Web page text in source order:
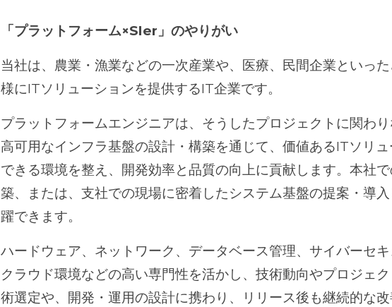
「プラットフォーム×SIer」のやりがい
当社は、農業・漁業などの一次産業や、医療、民間企業といっ
様にITソリューションを提供するIT企業です。
プラットフォームエンジニアは、そうしたプロジェクトに関わ
高可用なインフラ基盤の設計・構築を通じて、価値あるITソリ
できる環境を整え、開発効率と品質の向上に貢献します。本社
築、または、支社での現場に密着したシステム基盤の提案・導
躍できます。
ハードウェア、ネットワーク、データベース管理、サイバーセキ
クラウド環境などの高い専門性を活かし、技術動向やプロジェ
術選定や、開発・運用の設計に携わり、リリース後も継続的な